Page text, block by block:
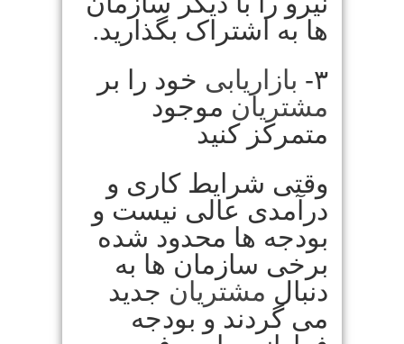
ها به اشتراک بگذارید.
۳-
بازاریابی خود را بر
مشتریان موجود
متمرکز کنید
وقتی شرایط کاری و
درآمدی عالی نیست و
بودجه ها محدود شده
برخی سازمان ها به
دنبال مشتریان جدید
می گردند و بودجه